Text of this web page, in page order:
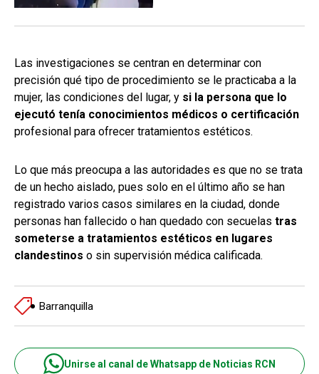
Las investigaciones se centran en determinar con
precisión qué tipo de procedimiento se le practicaba a la
mujer, las condiciones del lugar, y si la persona que lo
ejecutó tenía conocimientos médicos o certificación
profesional para ofrecer tratamientos estéticos.
Lo que más preocupa a las autoridades es que no se trata
de un hecho aislado, pues solo en el último año se han
registrado varios casos similares en la ciudad, donde
personas han fallecido o han quedado con secuelas tras
someterse a tratamientos estéticos en lugares
clandestinos o sin supervisión médica calificada.
Barranquilla
Unirse al canal de Whatsapp de Noticias RCN